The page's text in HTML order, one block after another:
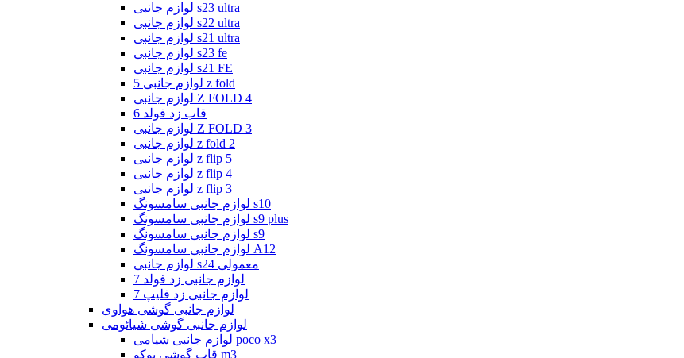
لوازم جانبی s23 ultra
لوازم جانبی s22 ultra
لوازم جانبی s21 ultra
لوازم جانبی s23 fe
لوازم جانبی s21 FE
لوازم جانبی 5 z fold
لوازم جانبی Z FOLD 4
قاب زد فولد 6
لوازم جانبی Z FOLD 3
لوازم جانبی z fold 2
لوازم جانبی z flip 5
لوازم جانبی z flip 4
لوازم جانبی z flip 3
لوازم جانبی سامسونگ s10
لوازم جانبی سامسونگ s9 plus
لوازم جانبی سامسونگ s9
لوازم جانبی سامسونگ A12
لوازم جانبی s24 معمولی
لوازم جانبی زد فولد 7
لوازم جانبی زد فلیپ 7
لوازم جانبی گوشی هواوی
لوازم جانبی گوشی شیائومی
لوازم جانبی شیامی poco x3
قاب گوشی پوکو m3